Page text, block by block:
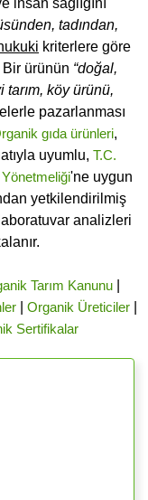
tadından,
kriterlere göre
ürünün “doğal,
tarım, köy ürünü,
pazarlanması
gıda ürünleri,
uyumlu, T.C.
'ne uygun
yetkilendirilmiş
analizleri
Tarım Kanunu|
| Organik Üreticiler|
Sertifikalar